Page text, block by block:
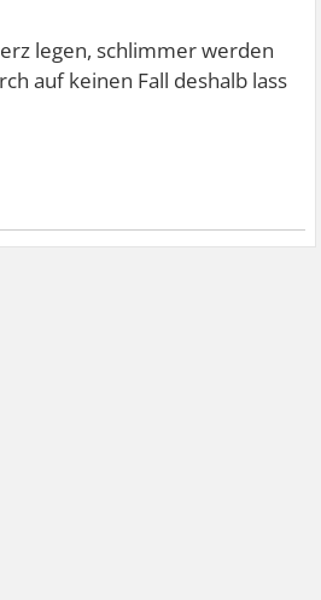
legen, schlimmer werden
auf keinen Fall deshalb lass